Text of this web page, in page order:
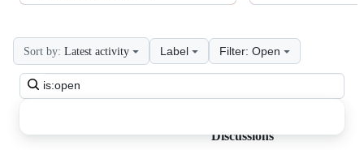
Search
all
Sort by: Latest activity Label Filter: Open
Discussions